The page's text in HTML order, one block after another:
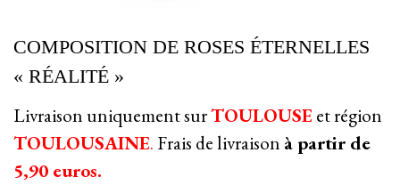
COMPOSITION DE ROSES ÉTERNELLES
« RÉALITÉ »
Livraison uniquement surTOULOUSEet région
TOULOUSAINE. Frais de livraison à partir de
5,90 euros.